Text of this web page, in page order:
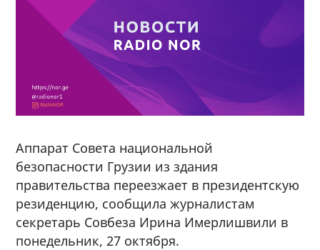
Аппарат Совета национальной
безопасности Грузии из здания
правительства переезжает в президентскую
резиденцию, сообщила журналистам
секретарь Совбеза Ирина Имерлишвили в
понедельник, 27 октября.